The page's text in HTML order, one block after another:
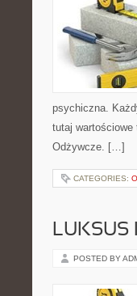
psychiczna.
tutaj
Odżywcze. […]
CATEGORIES:
LUKSUS
POSTED BY